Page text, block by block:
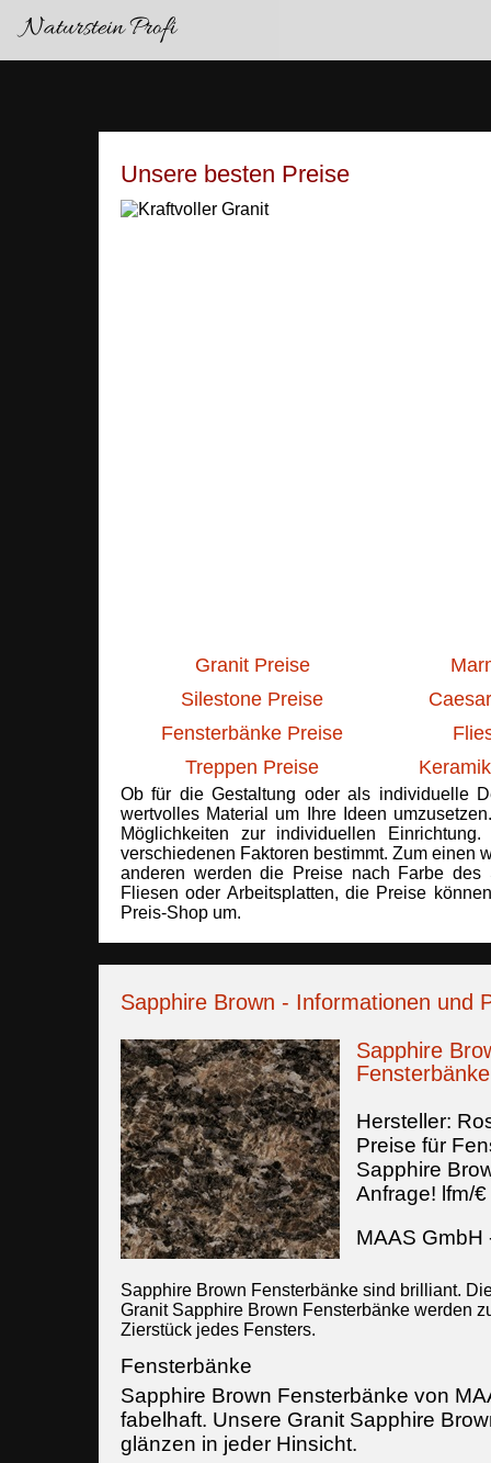
Naturstein Profi
Unsere besten Preise
Granit Preise
Silestone Preise
Fensterbänke Preise
Treppen Preise
Ob für die Gestaltung oder als individuelle
wertvolles Material um Ihre Ideen
Möglichkeiten zur individuellen
verschiedenen Faktoren bestimmt. Zum einen
anderen werden die Preise nach Farbe des
Fliesen oder Arbeitsplatten, die Preise
Preis-Shop um.
Sapphire Brown - Informationen und
Sapphire
Fensterbänke
Sapphire Brown Fensterbänke sind brilliant.
Granit Sapphire Brown Fensterbänke werden
Zierstück jedes Fensters.
Hersteller:
Preise für
Sapphire
Anfrage! lfm/€
MAAS GmbH
Fensterbänke
Sapphire Brown Fensterbänke von
fabelhaft. Unsere Granit Sapphire
glänzen in jeder Hinsicht.